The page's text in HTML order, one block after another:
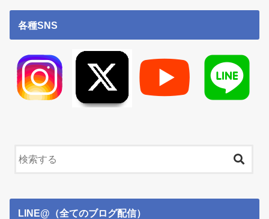
各種SNS
LINE@（全てのブログ配信）